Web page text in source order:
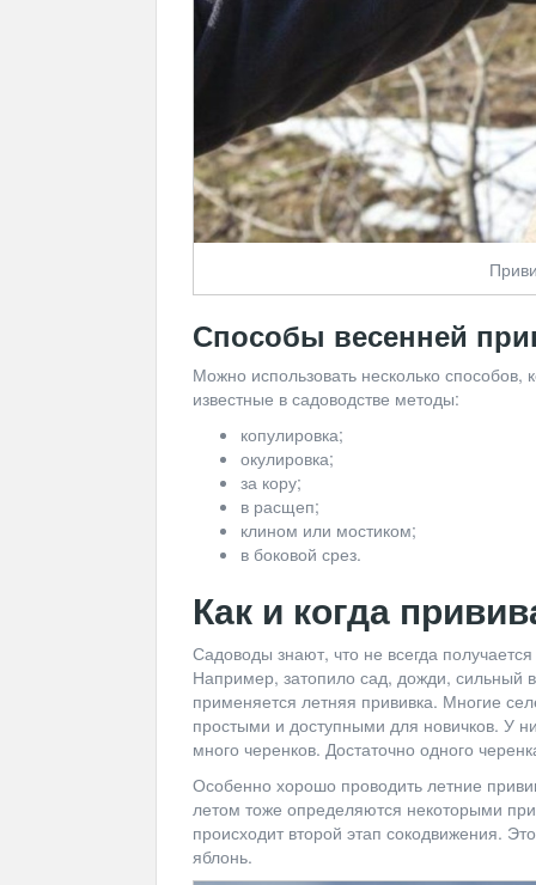
Способы весенней
Можно использовать несколько
известные в садоводстве методы:
копулировка;
окулировка;
за кору;
в расщеп;
клином или мостиком;
в боковой срез.
Как и когда
Садоводы знают, что не всегда
Например, затопило сад, дожди, сильный
применяется летняя прививка. Многие
простыми и доступными для новичков. У
много черенков. Достаточно одного
Особенно хорошо проводить летние
летом тоже определяются некоторыми
происходит второй этап сокодвижения.
яблонь.